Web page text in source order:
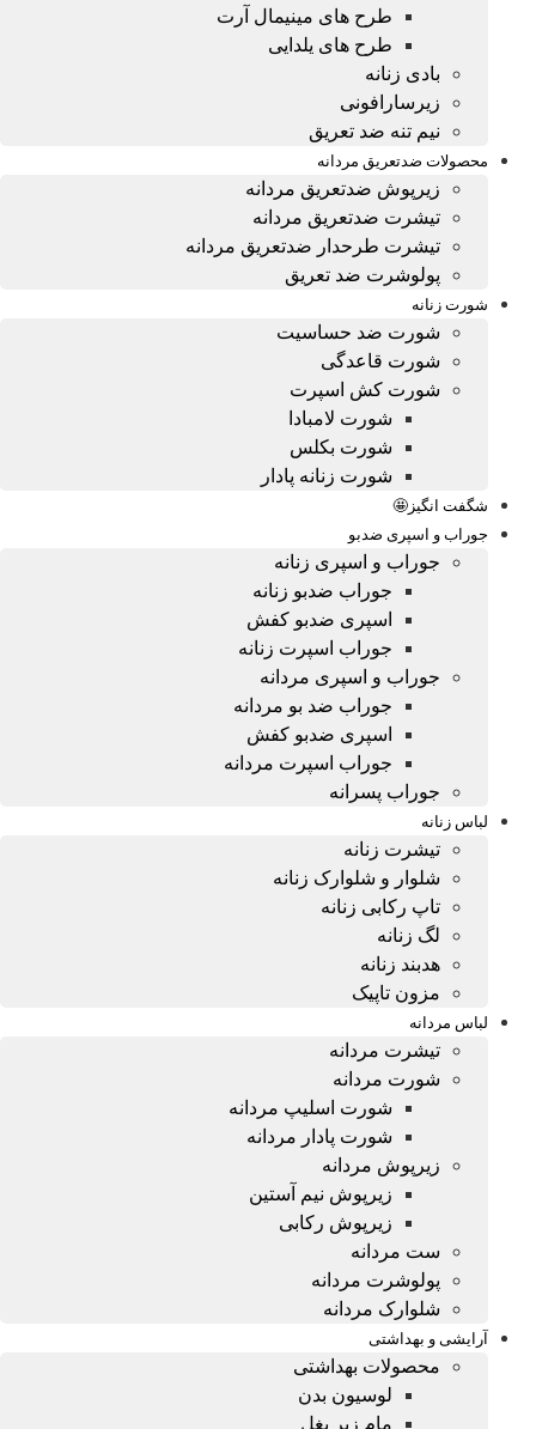
طرح های مینیمال آرت
طرح های یلدایی
بادی زنانه
زیرسارافونی
نیم تنه ضد تعریق
محصولات ضدتعریق مردانه
زیرپوش ضدتعریق مردانه
تیشرت ضدتعریق مردانه
تیشرت طرحدار ضدتعریق مردانه
پولوشرت ضد تعریق
شورت زنانه
شورت ضد حساسیت
شورت قاعدگی
شورت کش اسپرت
شورت لامبادا
شورت بکلس
شورت زنانه پادار
شگفت انگیز🤩
جوراب و اسپری ضدبو
جوراب و اسپری زنانه
جوراب ضدبو زنانه
اسپری ضدبو کفش
جوراب اسپرت زنانه
جوراب و اسپری مردانه
جوراب ضد بو مردانه
اسپری ضدبو کفش
جوراب اسپرت مردانه
جوراب پسرانه
لباس زنانه
تیشرت زنانه
شلوار و شلوارک زنانه
تاپ رکابی زنانه
لگ زنانه
هدبند زنانه
مزون تاپیک
لباس مردانه
تیشرت مردانه
شورت مردانه
شورت اسلیپ مردانه
شورت پادار مردانه
زیرپوش مردانه
زیرپوش نیم آستین
زیرپوش رکابی
ست مردانه
پولوشرت مردانه
شلوارک مردانه
آرایشی و بهداشتی
محصولات بهداشتی
لوسیون بدن
مام زیر بغل